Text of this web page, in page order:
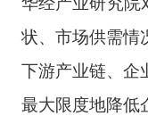
状、市场供需情
下游产业链、企
最大限度地降低